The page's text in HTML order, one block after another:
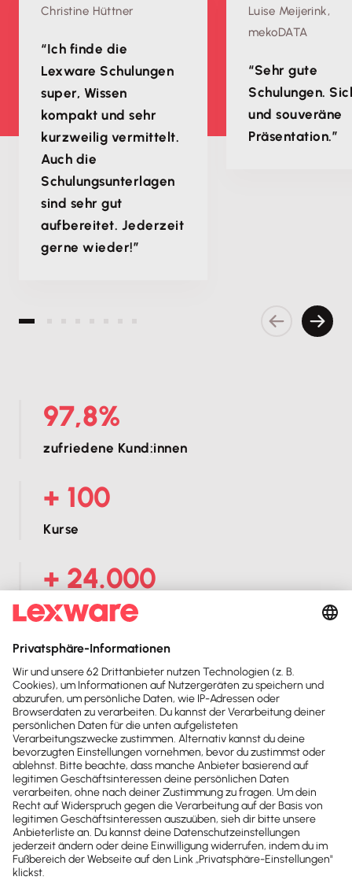
Christine Hüttner
“Ich finde die
Lexware Schulungen
super, Wissen
kompakt und sehr
kurzweilig vermittelt.
Auch die
Schulungsunterlagen
sind sehr gut
aufbereitet. Jederzeit
gerne wieder!”
Luise Meijerink,
mekoDATA
“Sehr gute
Schulungen.
und souveräne
Präsentation.”
Vorherige
97,8%
zufriedene Kund:innen
+ 100
Kurse
+ 24.000
Anmeldungen
+ 40
Referenten
Kontakt
Sind noch Fragen offen?
Wir sind gerne für dich da.